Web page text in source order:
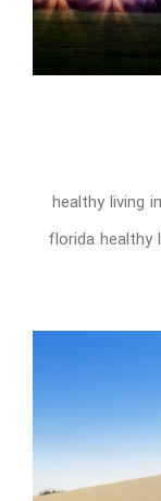
healthy living
florida healthy